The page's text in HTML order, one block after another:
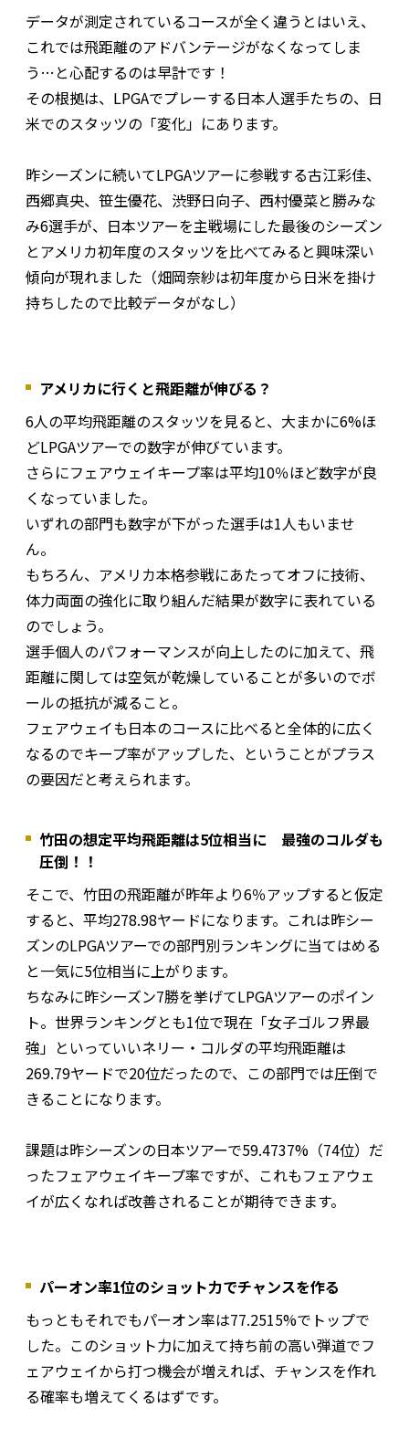
データが測定されているコースが全く違うとはいえ、
これでは飛距離のアドバンテージがなくなってしま
う…と心配するのは早計です！
その根拠は、LPGAでプレーする日本人選手たちの、日
米でのスタッツの「変化」にあります。
昨シーズンに続いてLPGAツアーに参戦する古江彩佳、
西郷真央、笹生優花、渋野日向子、西村優菜と勝みな
み6選手が、日本ツアーを主戦場にした最後のシーズン
とアメリカ初年度のスタッツを比べてみると興味深い
傾向が現れました（畑岡奈紗は初年度から日米を掛け
持ちしたので比較データがなし）
アメリカに行くと飛距離が伸びる？
6人の平均飛距離のスタッツを見ると、大まかに6%ほ
どLPGAツアーでの数字が伸びています。
さらにフェアウェイキープ率は平均10％ほど数字が良
くなっていました。
いずれの部門も数字が下がった選手は1人もいませ
ん。
もちろん、アメリカ本格参戦にあたってオフに技術、
体力両面の強化に取り組んだ結果が数字に表れている
のでしょう。
選手個人のパフォーマンスが向上したのに加えて、飛
距離に関しては空気が乾燥していることが多いのでボ
ールの抵抗が減ること。
フェアウェイも日本のコースに比べると全体的に広く
なるのでキープ率がアップした、ということがプラス
の要因だと考えられます。
竹田の想定平均飛距離は5位相当に 最強のコルダも
圧倒！！
そこで、竹田の飛距離が昨年より6％アップすると仮定
すると、平均278.98ヤードになります。これは昨シー
ズンのLPGAツアーでの部門別ランキングに当てはめる
と一気に5位相当に上がります。
ちなみに昨シーズン7勝を挙げてLPGAツアーのポイン
ト。世界ランキングとも1位で現在「女子ゴルフ界最
強」といっていいネリー・コルダの平均飛距離は
269.79ヤードで20位だったので、この部門では圧倒で
きることになります。
課題は昨シーズンの日本ツアーで59.4737%（74位）だ
ったフェアウェイキープ率ですが、これもフェアウェ
イが広くなれば改善されることが期待できます。
パーオン率1位のショット力でチャンスを作る
もっともそれでもパーオン率は77.2515%でトップで
した。このショット力に加えて持ち前の高い弾道でフ
ェアウェイから打つ機会が増えれば、チャンスを作れ
る確率も増えてくるはずです。